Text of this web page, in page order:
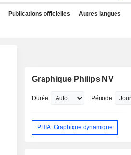
Publications officielles Autres langues
Graphique Philips NV
Durée Période
PHIA: Graphique dynamique